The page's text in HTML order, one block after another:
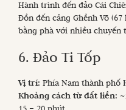
Hành trình đến đảo Cái
Đồn đến cảng Ghềnh Võ
bằng phà với nhiều
6. Đảo Ti Tốp
Vị trí: Phía Nam thành phố
Khoảng cách từ đất liền: